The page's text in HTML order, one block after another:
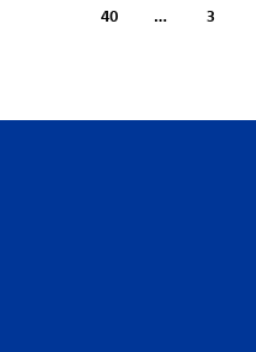
3
…
40